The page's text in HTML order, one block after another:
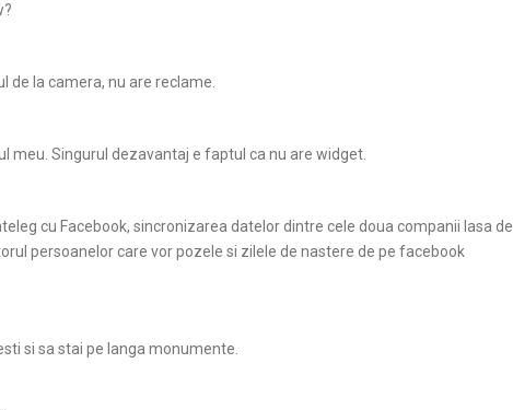
de la camera, nu are reclame.
meu. Singurul dezavantaj e faptul ca nu are widget.
cu Facebook, sincronizarea datelor dintre cele doua companii lasa de
persoanelor care vor pozele si zilele de nastere de pe facebook
si sa stai pe langa monumente.